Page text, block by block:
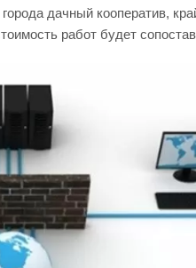
дачный кооператив,
работ будет